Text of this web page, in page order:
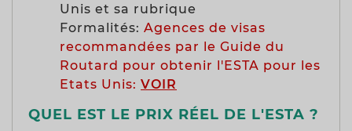
Unis et sa rubrique
Formalités: Agences de visas
recommandées par le Guide du
Routard pour obtenir l'ESTA pour les
Etats Unis: VOIR
QUEL EST LE PRIX RÉEL DE L'ESTA ?